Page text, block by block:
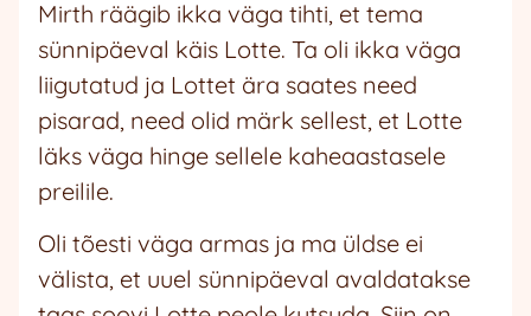
Mirth räägib ikka väga tihti, et tema
sünnipäeval käis Lotte. Ta oli ikka väga
liigutatud ja Lottet ära saates need
pisarad, need olid märk sellest, et Lotte
läks väga hinge sellele kaheaastasele
preilile.
Oli tõesti väga armas ja ma üldse ei
välista, et uuel sünnipäeval avaldatakse